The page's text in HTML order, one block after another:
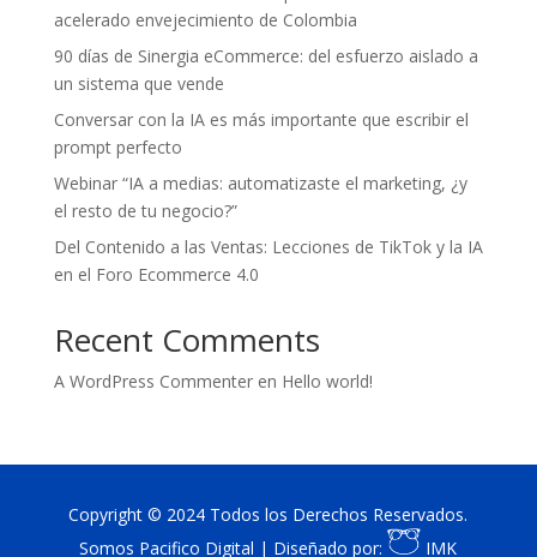
acelerado envejecimiento de Colombia
90 días de Sinergia eCommerce: del esfuerzo aislado a
un sistema que vende
Conversar con la IA es más importante que escribir el
prompt perfecto
Webinar “IA a medias: automatizaste el marketing, ¿y
el resto de tu negocio?”
Del Contenido a las Ventas: Lecciones de TikTok y la IA
en el Foro Ecommerce 4.0
Recent Comments
A WordPress Commenteren Hello world!
Copyright © 2024 Todos los Derechos Reservados.
Somos Pacifico Digital | Diseñado por:
IMK